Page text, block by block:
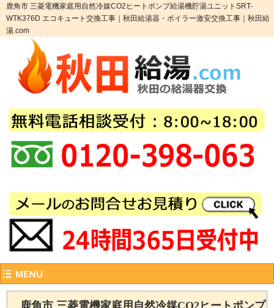
鹿角市 三菱電機家庭用自然冷媒CO2ヒートポンプ給湯機貯湯ユニットSRT-
WTK376D エコキュート交換工事｜秋田給湯器・ボイラー激安交換工事｜秋田給
湯.com
鹿角市 三菱電機家庭用自然冷媒CO2ヒートポンプ